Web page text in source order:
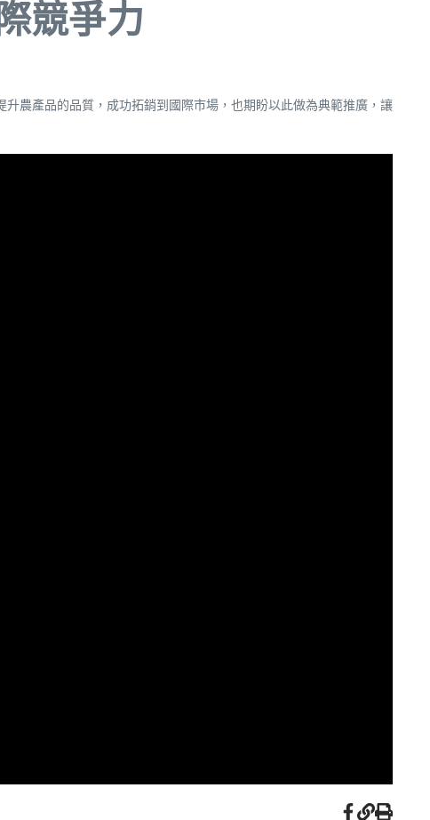
競爭力
農產品的品質，成功拓銷到國際市場，也期盼以此做為典範推廣，讓